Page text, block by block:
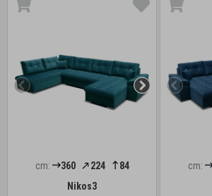
cm: 360 224
84
Nikos3
cm: